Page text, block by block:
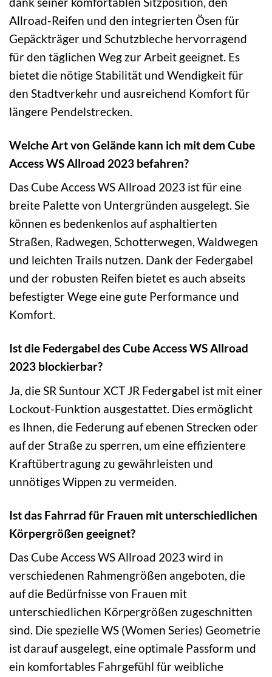
Allroad-Reifen und den integrierten Ösen für
Gepäckträger und Schutzbleche hervorragend
für den täglichen Weg zur Arbeit geeignet. Es
bietet die nötige Stabilität und Wendigkeit für
den Stadtverkehr und ausreichend Komfort für
längere Pendelstrecken.
Welche Art von Gelände kann ich mit dem Cube
Access WS Allroad 2023 befahren?
Das Cube Access WS Allroad 2023 ist für eine
breite Palette von Untergründen ausgelegt. Sie
können es bedenkenlos auf asphaltierten
Straßen, Radwegen, Schotterwegen, Waldwegen
und leichten Trails nutzen. Dank der Federgabel
und der robusten Reifen bietet es auch abseits
befestigter Wege eine gute Performance und
Komfort.
Ist die Federgabel des Cube Access WS Allroad
2023 blockierbar?
Ja, die SR Suntour XCT JR Federgabel ist mit einer
Lockout-Funktion ausgestattet. Dies ermöglicht
es Ihnen, die Federung auf ebenen Strecken oder
auf der Straße zu sperren, um eine effizientere
Kraftübertragung zu gewährleisten und
unnötiges Wippen zu vermeiden.
Ist das Fahrrad für Frauen mit unterschiedlichen
Körpergrößen geeignet?
Das Cube Access WS Allroad 2023 wird in
verschiedenen Rahmengrößen angeboten, die
auf die Bedürfnisse von Frauen mit
unterschiedlichen Körpergrößen zugeschnitten
sind. Die spezielle WS (Women Series) Geometrie
ist darauf ausgelegt, eine optimale Passform und
ein komfortables Fahrgefühl für weibliche